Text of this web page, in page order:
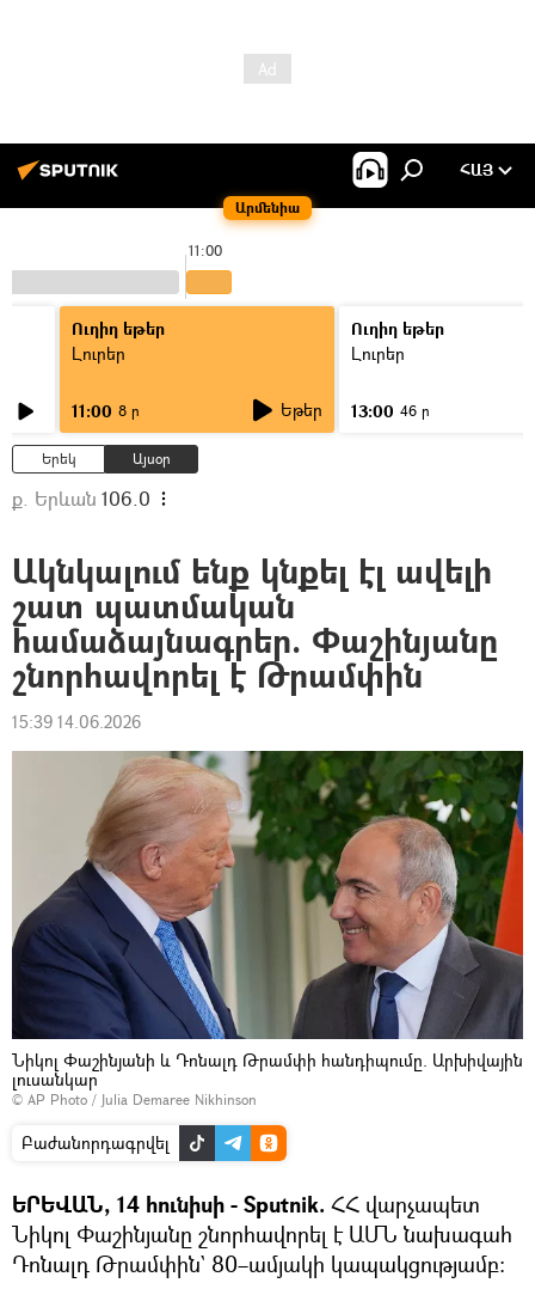
Արմենիա
ՀԱՅ
11:00
Ուղիղ եթեր
Լուրեր
11:00 8 ր Եթեր
Ուղիղ եթեր
Լուրեր
13:00 46 ր
Երեկ Այսօր
ք. Երևան 106.0
Ակնկալում ենք կնքել էլ ավելի
շատ պատմական
համաձայնագրեր. Փաշինյանը
շնորհավորել է Թրամփին
15:39 14.06.2026
Նիկոլ Փաշինյանի և Դոնալդ Թրամփի հանդիպումը. Արխիվային
լուսանկար
© AP Photo / Julia Demaree Nikhinson
Բաժանորդագրվել
ԵՐԵՎԱՆ, 14 հունիսի - Sputnik. ՀՀ վարչապետ
Նիկոլ Փաշինյանը շնորհավորել է ԱՄՆ նախագահ
Դոնալդ Թրամփին` 80–ամյակի կապակցությամբ։